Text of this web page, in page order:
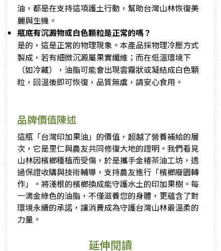
油，都是在支持這項護土行動，幫助台灣山林恢復美
麗與生機。
瓶底有沉澱物或白色顆粒是正常的嗎？
是的，這是正常的物理現象。本產品採物理冷壓方式
製成，若有細微沉澱屬果實纖維；而在低溫環境下
（如冷藏），油脂可能會出現雲霧狀或凝結成白色顆
粒，回溫後即可恢復，品質無虞，請安心食用。
品牌價值陳述
這瓶「台灣印加果油」的價值，超越了營養補給的層
次，它是里仁與農友共同修復大地的證明。我們看見
山林因檳榔種植而受傷，於是攜手金椿茶油工坊，透
過保證收購與技術輔導，支持農友進行「檳榔廢園轉
作」。將淺根的檳榔換成能守護水土的印加果樹。每
一滴金綠色的油脂，不僅滋養您的身體，更蘊含了對
環境永續的承諾，讓消費成為守護台灣山林最溫柔的
力量。
延伸閱讀